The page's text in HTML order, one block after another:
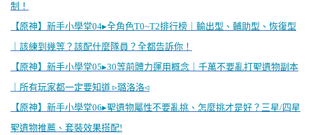
制！
【原神】新手小學堂04▸全角色T0~T2排行榜｜輸出型、輔助型、恢復型
｜該練到幾等？該配什麼隊員？全都告訴你！
【原神】新手小學堂05▸30等前體力運用概念｜千萬不要亂打聖遺物副本
｜所有玩家都一定要知道 ▹璐洛洛◃
【原神】新手小學堂06▸聖遺物屬性不要亂挑、怎麼挑才是好？三星/四星
聖遺物推薦、套裝效果搭配!